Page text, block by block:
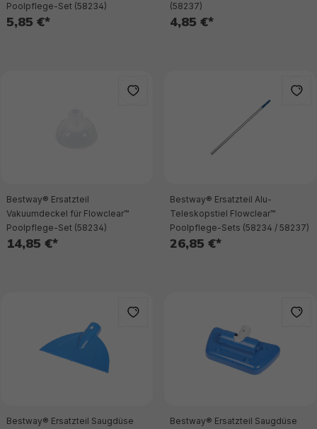
Poolpflege-Set (58234)
5,85 €*
(58237)
4,85 €*
Bestway® Ersatzteil
Vakuumdeckel für Flowclear™
Poolpflege-Set (58234)
14,85 €*
Bestway® Ersatzteil Alu-
Teleskopstiel Flowclear™
Poolpflege-Sets (58234 / 58237)
26,85 €*
Bestway® Ersatzteil Saugdüse
Bestway® Ersatzteil Saugdüse